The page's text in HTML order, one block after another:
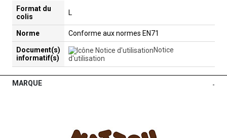
Format du
colis
L
Norme Conforme aux normes EN71
Document(s)
informatif(s)
Notice
d'utilisation
MARQUE -